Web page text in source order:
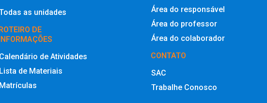
as unidades
DE
Calendário de Atividades
Lista de Materiais
Matrículas
Área do responsável
Área do professor
Área do colaborador
CONTATO
SAC
Trabalhe Conosco